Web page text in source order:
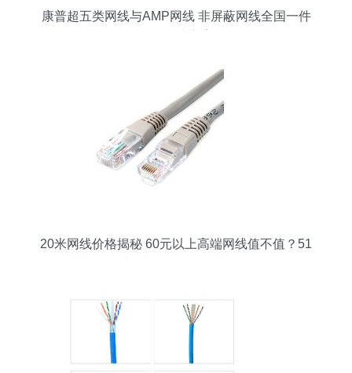
康普超五类网线与AMP网线 非屏蔽网线全国一件
20米网线价格揭秘 60元以上高端网线值不值？51